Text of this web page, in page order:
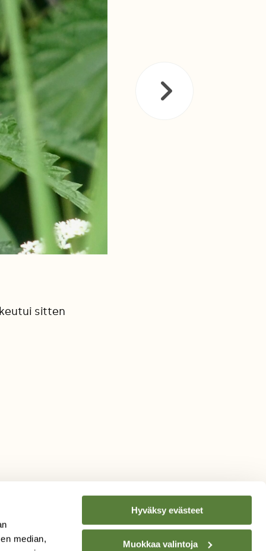
median,
Hyväksy evästeet
Muokkaa valintoja
sitten